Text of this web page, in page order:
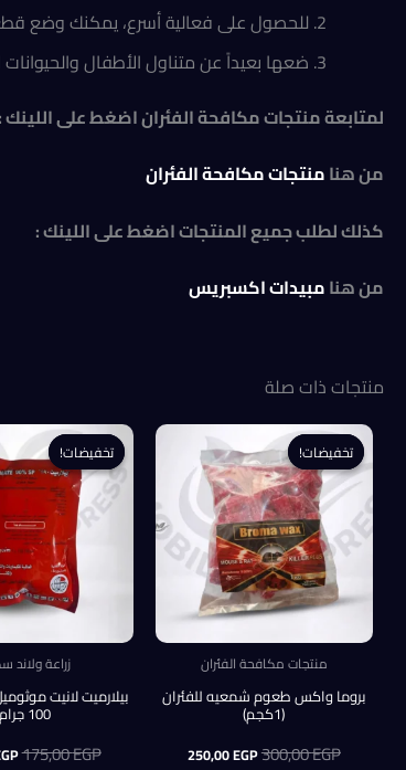
للحصول على فعالية أسرع، يمكنك وضع
ضعها بعيداً عن متناول الأطفال والحيوانات
لمتابعة منتجات مكافحة الفئران اضغط على اللينك :
من هنامنتجات مكافحة الفئران
كذلك لطلب جميع المنتجات اضغط على اللينك :
من هنامبيدات اكسبريس
منتجات ذات صلة
تخفيضات!
تخفيضات!
منتجات مكافحة الفئران
بروما واكس طعوم شمعيه للفئران
(1كجم)
300,00EGP السعر250,00EGP السعر
تخفيضات!
تخفيضات!
زراعة ولاند
100 جرام
175,00EGP